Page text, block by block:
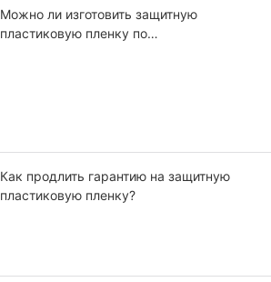
Можно ли изготовить защитную
пластиковую пленку по
Как продлить гарантию на защитную
пластиковую пленку?